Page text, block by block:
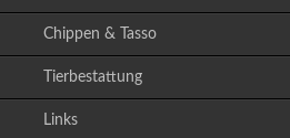
Chippen & Tasso
Tierbestattung
Links